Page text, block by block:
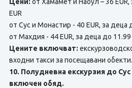
EUR
от Сус и Монастир - 40 EUR, за деца
от Махдия - 44 EUR, за деца до 11.99
Цените включват:
входни такси за посещавани обекти.
10. Полудневна екскурзия до
включен обяд.